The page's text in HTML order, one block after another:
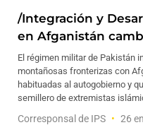
/Integración y
en Afganistán
El régimen militar de Pakistán
montañosas fronterizas con
habituadas al autogobierno y
semillero de extremistas
Corresponsal de IPS 26